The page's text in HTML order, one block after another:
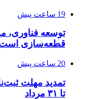
19 ساعت پیش
توسعه فناوری،
قطعه‌سازی
20 ساعت پیش
تا ۳۱ مرداد